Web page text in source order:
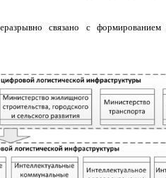
связано с формированием